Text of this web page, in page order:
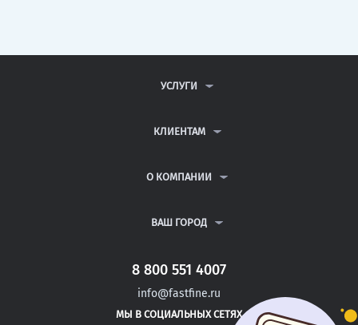
УСЛУГИ
ДИПЛОМНЫЕ РАБОТЫ
РЕФЕРАТЫ
КЛИЕНТАМ
ВОПРОСЫ И ОТВЕТЫ
ПОЛИТИКА КОНФИДЕНЦИАЛЬНОСТИ
О КОМПАНИИ
КОНТАКТЫ
ВАШ ГОРОД
САНКТ-ПЕТЕРБУРГ
АКБУЛАК
НОВОТРОИЦК
8 800 551 4007
info@fastfine.ru
МЫ В СОЦИАЛЬНЫХ СЕТЯХ